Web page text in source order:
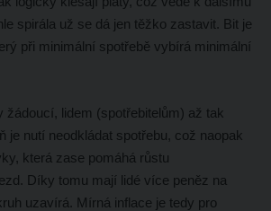
spirála už se dá jen těžko zastavit. Bit je
při minimální spotřebě vybírá minimální
žádoucí, lidem (spotřebitelům) až tak
je nutí neodkládat spotřebu, což naopak
která zase pomáhá růstu
Díky tomu mají lidé více peněz na
uzavírá. Mírná inflace je tedy pro